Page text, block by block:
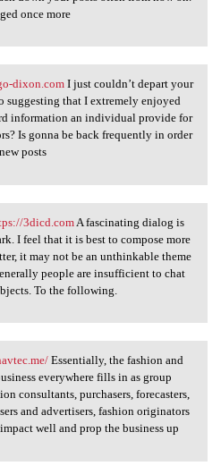
once more
dixon.com I just
dixon.comI just couldn’t depart your
suggesting that I extremely enjoyed
information an individual provide for
Is gonna be back frequently in order
posts
3dicd.com A
3dicd.comA fascinating dialog is
I feel that it is best to compose more
it may not be an unthinkable theme
people are insufficient to chat
To the following.
Essentially, the fashion and
everywhere fills in as group
consultants, purchasers, forecasters,
and advertisers, fashion originators
well and prop the business up